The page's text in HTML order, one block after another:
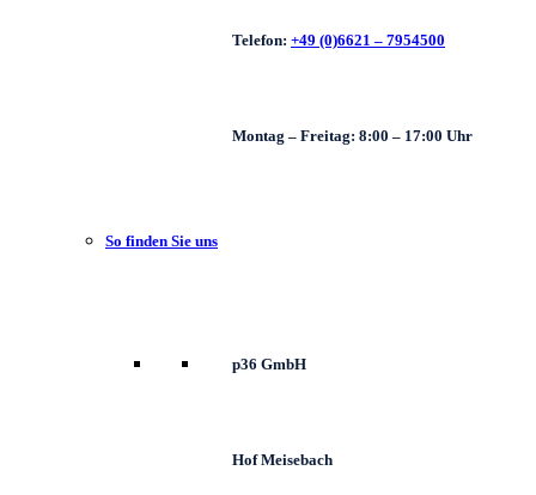
Telefon: +49 (0)6621 – 7954500
Montag – Freitag: 8:00 – 17:00 Uhr
So finden Sie uns
p36 GmbH
Hof Meisebach